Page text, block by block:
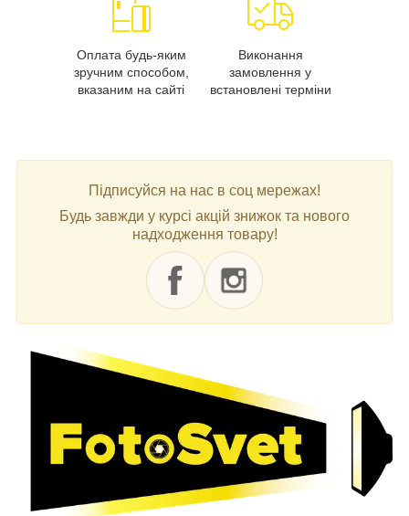
Оплата будь-яким
зручним способом,
вказаним на сайті
Виконання
замовлення у
встановлені терміни
Підписуйся на нас в соц мережах!
Будь завжди у курсі акцій знижок та нового
надходження товару!